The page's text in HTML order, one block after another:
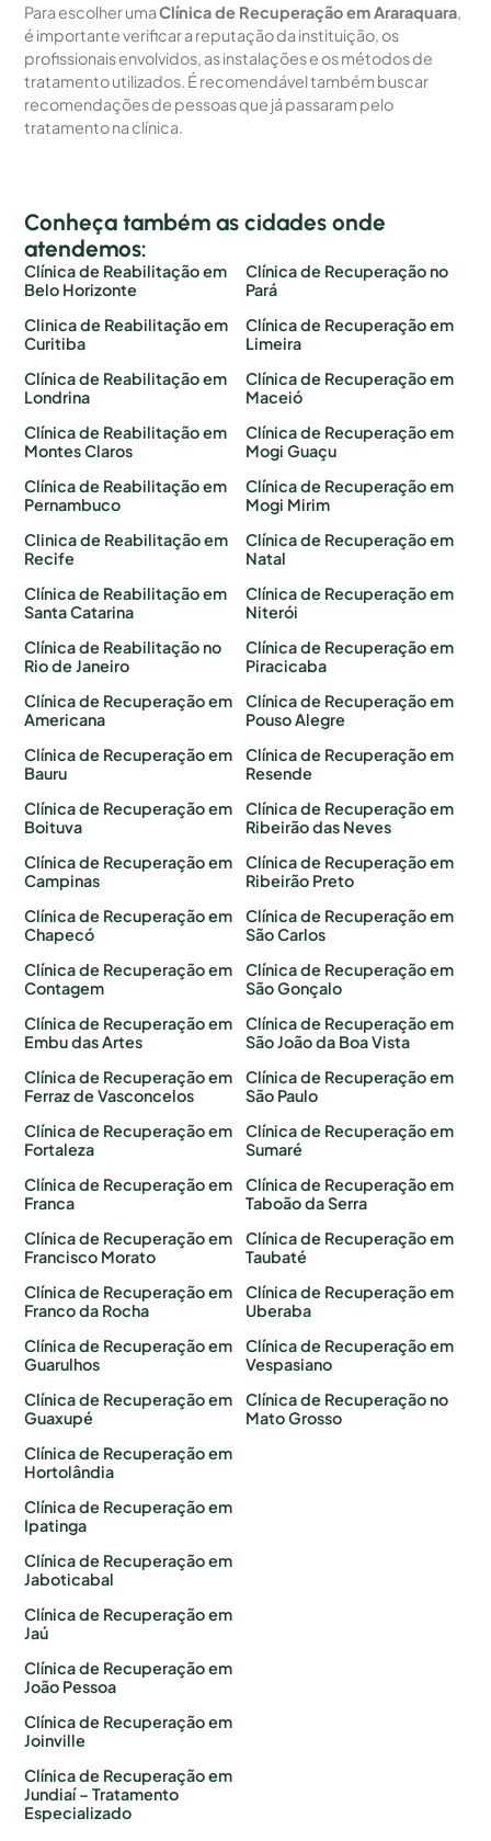
Para escolher umaClínica de Recuperação em Araraquara
é importante verificar a reputação da instituição, os
profissionais envolvidos, as instalações e os métodos de
tratamento utilizados. É recomendável também buscar
recomendações de pessoas que já passaram pelo
tratamento na clínica.
Conheça também as cidades onde
atendemos:
Clínica de Reabilitação em
Belo Horizonte
Clinica de Reabilitação em
Curitiba
Clínica de Reabilitação em
Londrina
Clínica de Reabilitação em
Montes Claros
Clínica de Reabilitação em
Pernambuco
Clinica de Reabilitação em
Recife
Clínica de Reabilitação em
Santa Catarina
Clínica de Reabilitação no
Rio de Janeiro
Clínica de Recuperação em
Americana
Clínica de Recuperação em
Bauru
Clínica de Recuperação em
Boituva
Clínica de Recuperação em
Campinas
Clínica de Recuperação em
Chapecó
Clínica de Recuperação em
Contagem
Clínica de Recuperação em
Embu das Artes
Clínica de Recuperação em
Ferraz de Vasconcelos
Clínica de Recuperação em
Fortaleza
Clínica de Recuperação em
Franca
Clínica de Recuperação em
Francisco Morato
Clínica de Recuperação em
Franco da Rocha
Clínica de Recuperação em
Guarulhos
Clínica de Recuperação em
Guaxupé
Clínica de Recuperação em
Hortolândia
Clínica de Recuperação em
Ipatinga
Clínica de Recuperação em
Jaboticabal
Clínica de Recuperação em
Jaú
Clínica de Recuperação em
João Pessoa
Clínica de Recuperação em
Joinville
Clínica de Recuperação em
Jundiaí – Tratamento
Especializado
Clínica de Recuperação no
Pará
Clínica de Recuperação em
Limeira
Clínica de Recuperação em
Maceió
Clínica de Recuperação em
Mogi Guaçu
Clínica de Recuperação em
Mogi Mirim
Clínica de Recuperação em
Natal
Clínica de Recuperação em
Niterói
Clínica de Recuperação em
Piracicaba
Clínica de Recuperação em
Pouso Alegre
Clínica de Recuperação em
Resende
Clínica de Recuperação em
Ribeirão das Neves
Clínica de Recuperação em
Ribeirão Preto
Clínica de Recuperação em
São Carlos
Clínica de Recuperação em
São Gonçalo
Clínica de Recuperação em
São João da Boa Vista
Clínica de Recuperação em
São Paulo
Clínica de Recuperação em
Sumaré
Clínica de Recuperação em
Taboão da Serra
Clínica de Recuperação em
Taubaté
Clínica de Recuperação em
Uberaba
Clínica de Recuperação em
Vespasiano
Clínica de Recuperação no
Mato Grosso